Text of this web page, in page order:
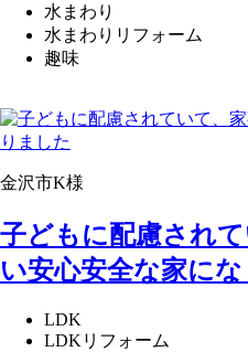
水まわり
水まわりリフォーム
趣味
金沢市K様
子どもに配慮され
い安心安全な家に
LDK
LDKリフォーム